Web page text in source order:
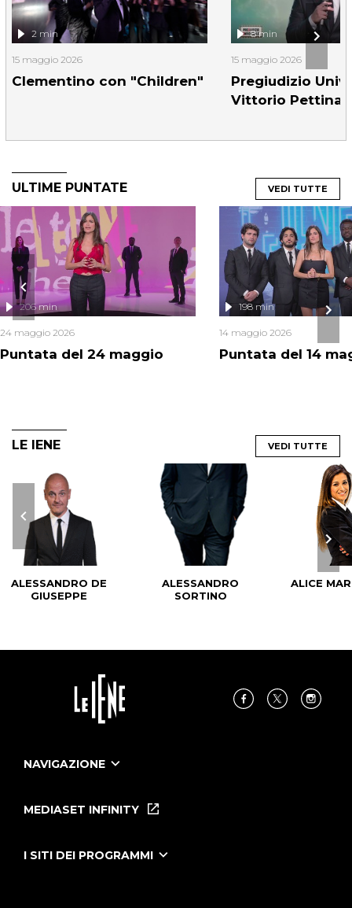
Clementino con "Children"
2 min
15 maggio 2026
Pregiudizio
Vittorio
8 min
15 maggio 2026
ULTIME PUNTATE VEDI TUTTE
Puntata del 24 maggio
206 min
24 maggio 2026
Puntata del 14
198 min
14 maggio 2026
LE IENE VEDI TUTTE
ALESSANDRO DE
GIUSEPPE
ALESSANDRO
SORTINO
ALICE
NAVIGAZIONE
Le Iene Presentano Inside
Tutti i servizi
MEDIASET INFINITY
I SITI DEI PROGRAMMI